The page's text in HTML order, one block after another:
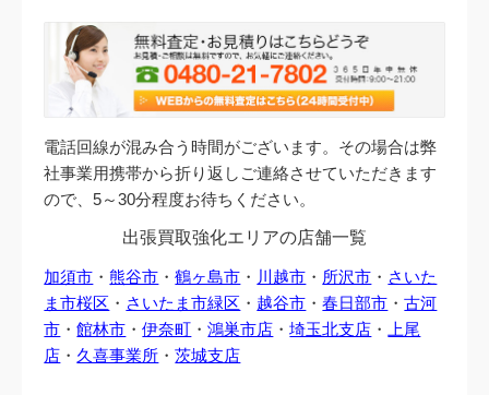
電話回線が混み合う時間がございます。その場合は弊
社事業用携帯から折り返しご連絡させていただきます
ので、5～30分程度お待ちください。
出張買取強化エリアの店舗一覧
加須市 ・熊谷市 ・鶴ヶ島市 ・ 川越市 ・ 所沢市 ・ さいた
ま市桜区 ・ さいたま市緑区 ・ 越谷市 ・春日部市 ・古河
市 ・館林市 ・伊奈町 ・鴻巣市店 ・埼玉北支店 ・
上尾
店 ・ 久喜事業所 ・茨城支店